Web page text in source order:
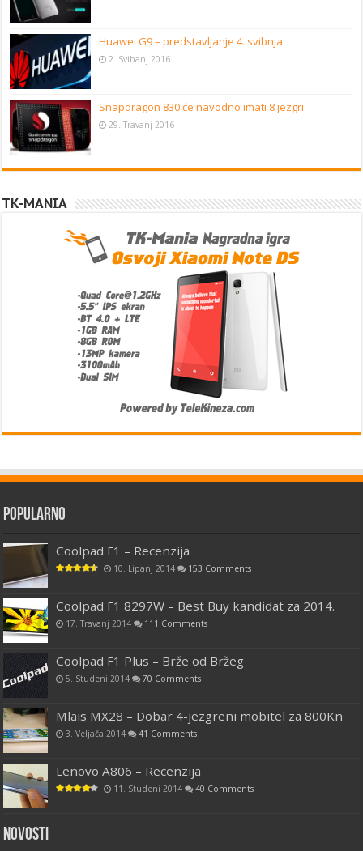
Huawei G9 – predstavljanje 4. svibnja
2. Svibanj 2016
Snapdragon 830 će navodno imati 8 jezgri
29. Travanj 2016
TK-MANIA
Popularno
Coolpad F1 – Recenzija
10. Lipanj 2014 153 Comments
Coolpad F1 8297W – Best Buy kandidat za 2014.
17. Travanj 2014 111 Comments
Coolpad F1 Plus – Brže od Bržeg
5. Studeni 2014 70 Comments
Mlais MX28 – Dobar 4-jezgreni mobitel za 800Kn
3. Veljača 2014 41 Comments
Lenovo A806 – Recenzija
11. Studeni 2014 40 Comments
Novosti